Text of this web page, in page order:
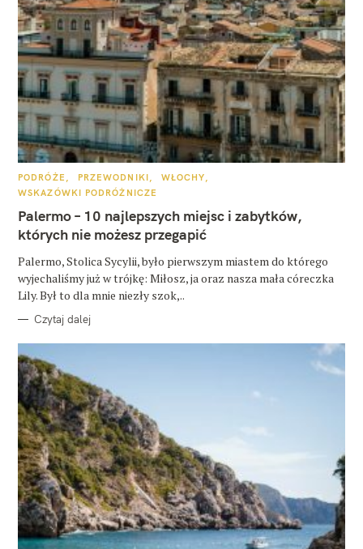
K
T
G
R
PODRÓŻE PRZEWODNIKI
WŁOCHY
WSKAZÓWKI PODRÓŻNICZE
Palermo – 10 najlepszych miejsc i zabytków,
których nie możesz przegapić
Palermo, Stolica Sycylii, było pierwszym miastem do którego
wyjechaliśmy już w trójkę: Miłosz, ja oraz nasza mała córeczka
Lily. Był to dla mnie niezły szok,..
Czytaj dalej